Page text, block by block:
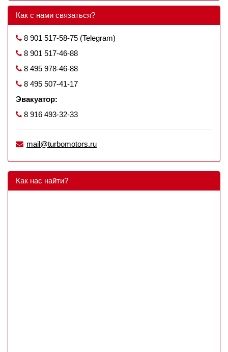
Как с нами связаться?
8 901 517-58-75 (Telegram)
8 901 517-46-88
8 495 978-46-88
8 495 507-41-17
Эвакуатор:
8 916 493-32-33
mail@turbomotors.ru
Как нас найти?